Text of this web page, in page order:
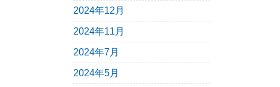
2024年12月
2024年11月
2024年7月
2024年5月